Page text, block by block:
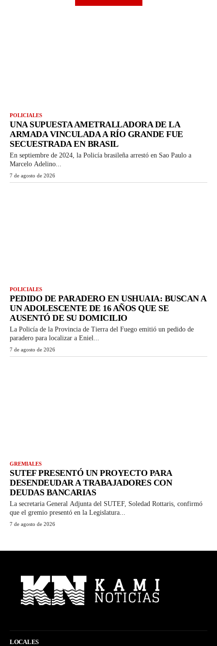
POLICIALES
UNA SUPUESTA AMETRALLADORA DE LA
ARMADA VINCULADA A RÍO GRANDE FUE
SECUESTRADA EN BRASIL
En septiembre de 2024, la Policía brasileña arrestó en Sao Paulo a
Marcelo Adelino...
7 de agosto de 2026
POLICIALES
PEDIDO DE PARADERO EN USHUAIA: BUSCAN A
UN ADOLESCENTE DE 16 AÑOS QUE SE
AUSENTÓ DE SU DOMICILIO
La Policía de la Provincia de Tierra del Fuego emitió un pedido de
paradero para localizar a Eniel...
7 de agosto de 2026
GREMIALES
SUTEF PRESENTÓ UN PROYECTO PARA
DESENDEUDAR A TRABAJADORES CON
DEUDAS BANCARIAS
La secretaria General Adjunta del SUTEF, Soledad Rottaris, confirmó
que el gremio presentó en la Legislatura...
7 de agosto de 2026
LOCALES